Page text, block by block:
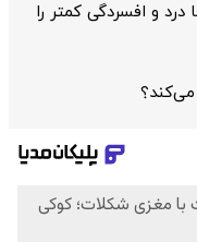
درد و افسردگی کمتر را